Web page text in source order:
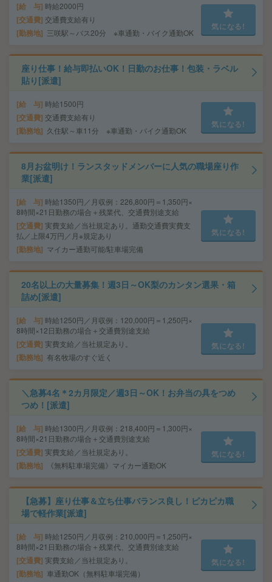
給 与 時給2000円
交通費 交通費支給有り
勤務地 三咲駅～バス20分 ※車通勤・バイク通勤OK
気になる!
座り仕事！給与即払いOK！日勤のお仕事！包装・ラベル
貼り[派遣]
給 与 時給1500円
交通費 交通費支給有り
勤務地 久住駅～車11分 ※車通勤・バイク通勤OK
気になる!
8月お盆明け！ランスタッドメンバーに人気の職場座り作
業[派遣]
給 与 時給1350円／月収例：226,800円＝1,350円×
8時間×21日勤務の場合＋残業代、交通費別途支給
交通費 実費支給／当社規定あり。通勤交通費実費支
払／上限4万円／月※規定あり
勤務地 マイカー通勤可能/駐車場完備
気になる!
20名以上の大量募集！週3日～OK梨のカンタン選果・箱
詰め[派遣]
給 与 時給1250円／月収例：120,000円＝1,250円×
8時間×12日勤務の場合＋交通費別途支給
交通費 実費支給／当社規定あり。
勤務地 有名牧場のすぐ近く
気になる!
＼急募4名＊2カ月限定／週3日～OK！お弁当の具をつめ
つめ！[派遣]
給 与 時給1300円／月収例：218,400円＝1,300円×
8時間×21日勤務の場合＋交通費別途支給
交通費 実費支給／当社規定あり。
勤務地 《無料駐車場完備》マイカー通勤OK
気になる!
【急募】座り仕事＆立ち仕事バランス良し！ピカピカ職
場で軽作業[派遣]
給 与 時給1250円／月収例：210,000円＝1,250円×
8時間×21日勤務の場合＋残業代、交通費別途支給
交通費 実費支給／当社規定あり。
勤務地 車通勤OK（無料駐車場完備）
気になる!